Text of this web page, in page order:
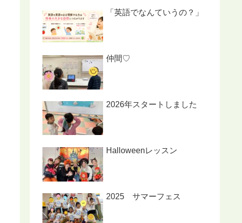
「英語でなんていうの？」
仲間♡
2026年スタートしました
Halloweenレッスン
2025 サマーフェス